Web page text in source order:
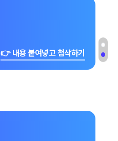
👉 내용 붙여넣고 첨삭하기